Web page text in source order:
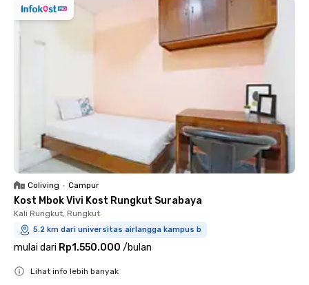
Coliving • Campur
Kost Mbok Vivi Kost Rungkut Surabaya
Kali Rungkut, Rungkut
5.2 km dari universitas airlangga kampus b
mulai dari Rp1.550.000 /bulan
Lihat info lebih banyak